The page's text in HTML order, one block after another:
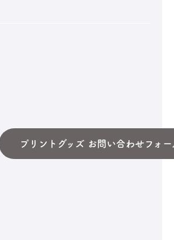
プリントグッズ お問い合わせフォー